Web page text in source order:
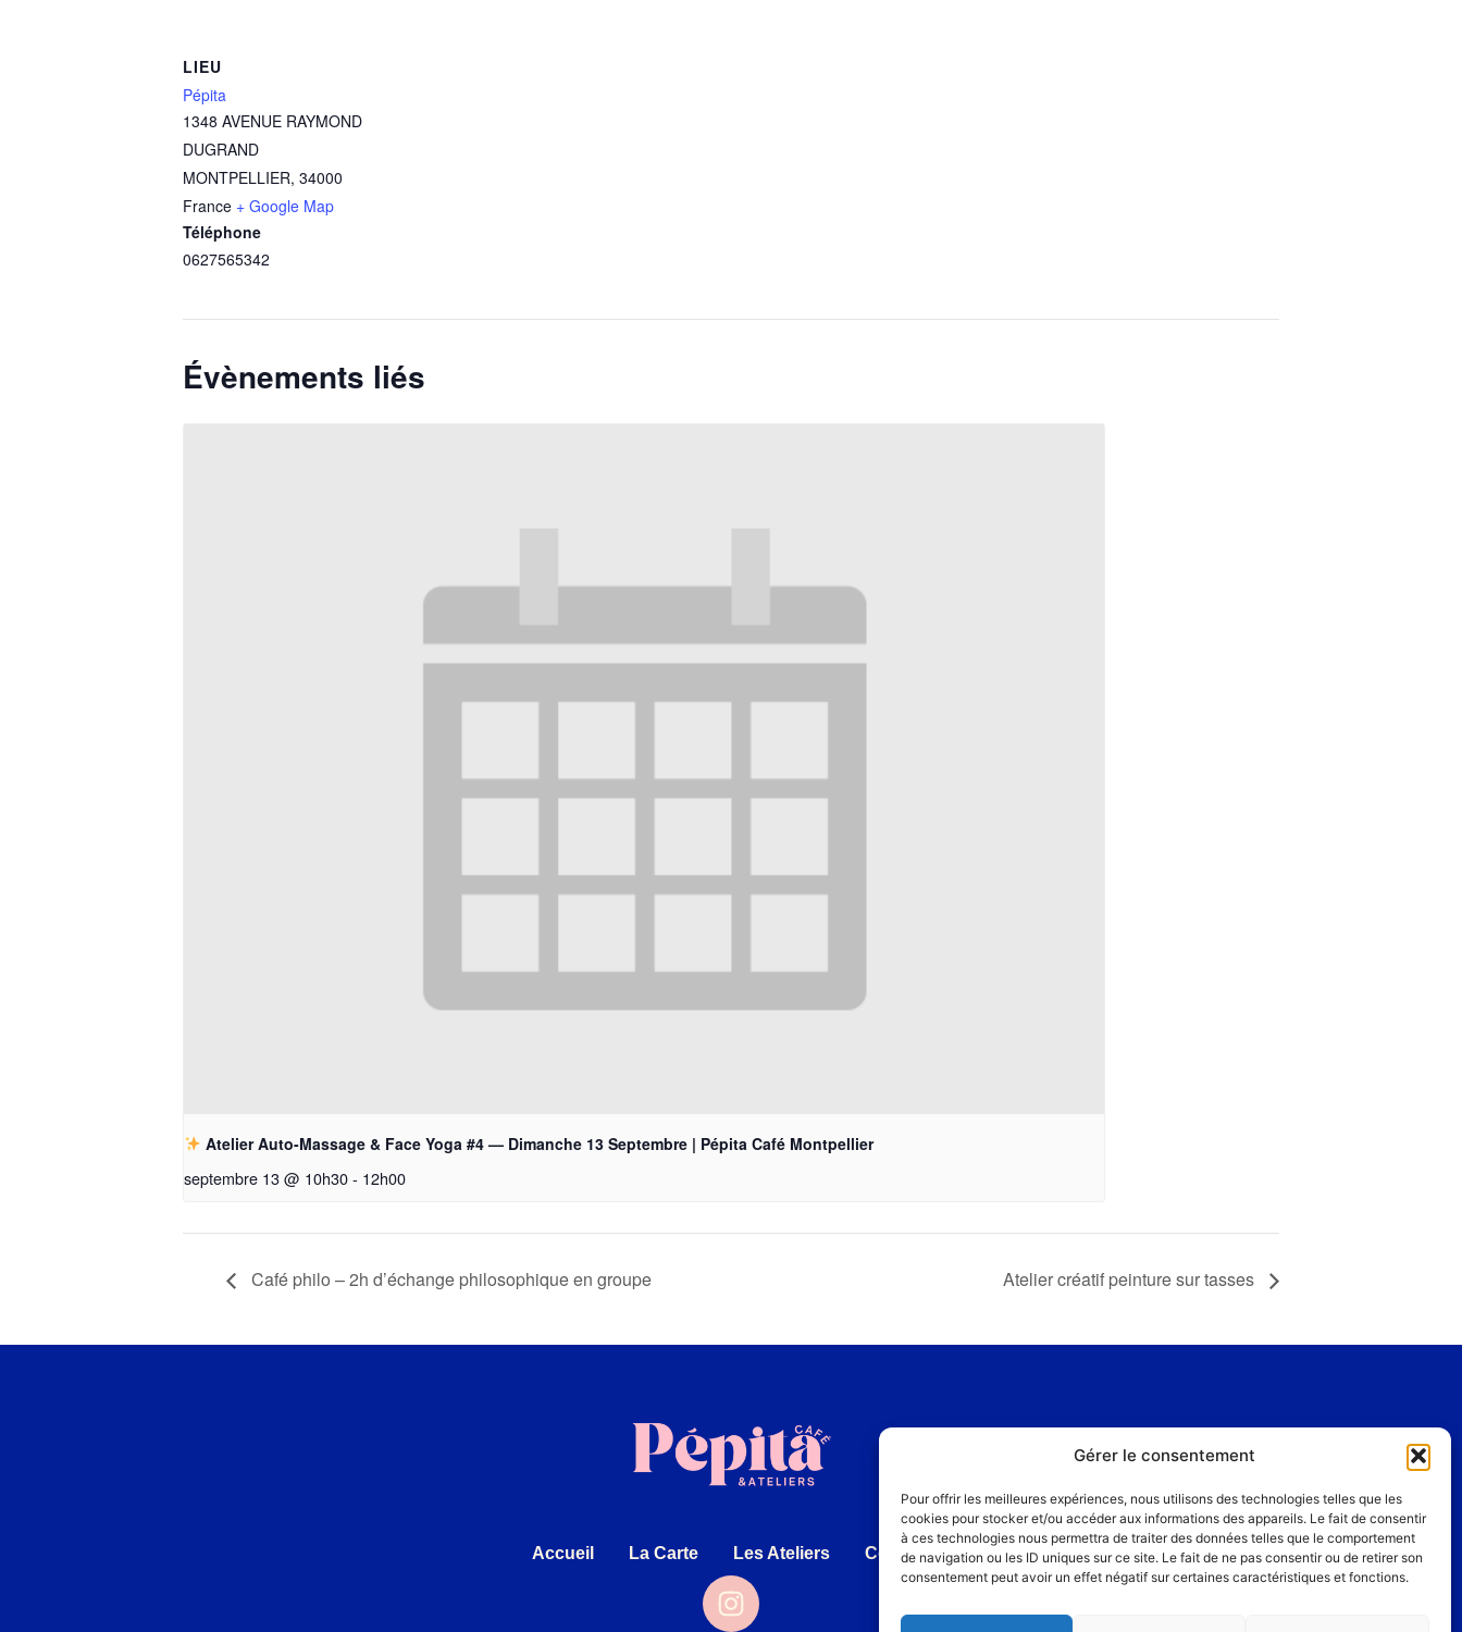
Gérer le consentement
Pour offrir les meilleures expériences, nous utilisons des technologies telles que les
cookies pour stocker et/ou accéder aux informations des appareils. Le fait de consentir
à ces technologies nous permettra de traiter des données telles que le comportement
de navigation ou les ID uniques sur ce site. Le fait de ne pas consentir ou de retirer son
consentement peut avoir un effet négatif sur certaines caractéristiques et fonctions.
LIEU
Pépita
1348 AVENUE RAYMOND
DUGRAND
MONTPELLIER, 34000
France + Google Map
Téléphone
0627565342
Évènements liés
Atelier Auto-Massage & Face Yoga #4 — Dimanche 13 Septembre | Pépita Café Montpellier
septembre 13 @ 10h30- 12h00
Café philo – 2h d’échange philosophique en groupe Atelier créatif peinture sur tasses
Accueil La Carte Les Ateliers Contact